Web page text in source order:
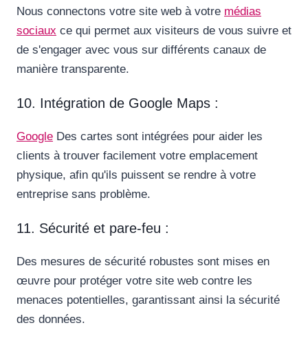
Nous connectons votre site web à votre médias
sociaux ce qui permet aux visiteurs de vous suivre et
de s'engager avec vous sur différents canaux de
manière transparente.
10. Intégration de Google Maps :
Google Des cartes sont intégrées pour aider les
clients à trouver facilement votre emplacement
physique, afin qu'ils puissent se rendre à votre
entreprise sans problème.
11. Sécurité et pare-feu :
Des mesures de sécurité robustes sont mises en
œuvre pour protéger votre site web contre les
menaces potentielles, garantissant ainsi la sécurité
des données.